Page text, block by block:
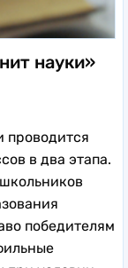
науки»
проводится
в два этапа.
победителям